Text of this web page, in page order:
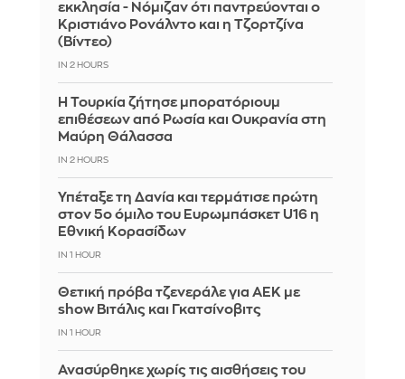
εκκλησία - Νόμιζαν ότι παντρεύονται ο
Κριστιάνο Ρονάλντο και η Τζορτζίνα
(Βίντεο)
IN 2 HOURS
Η Τουρκία ζήτησε μπορατόριουμ
επιθέσεων από Ρωσία και Ουκρανία στη
Μαύρη Θάλασσα
IN 2 HOURS
Υπέταξε τη Δανία και τερμάτισε πρώτη
στον 5ο όμιλο του Ευρωμπάσκετ U16 η
Εθνική Κορασίδων
IN 1 HOUR
Θετική πρόβα τζενεράλε για ΑΕΚ με
show Βιτάλις και Γκατσίνοβιτς
IN 1 HOUR
Ανασύρθηκε χωρίς τις αισθήσεις του